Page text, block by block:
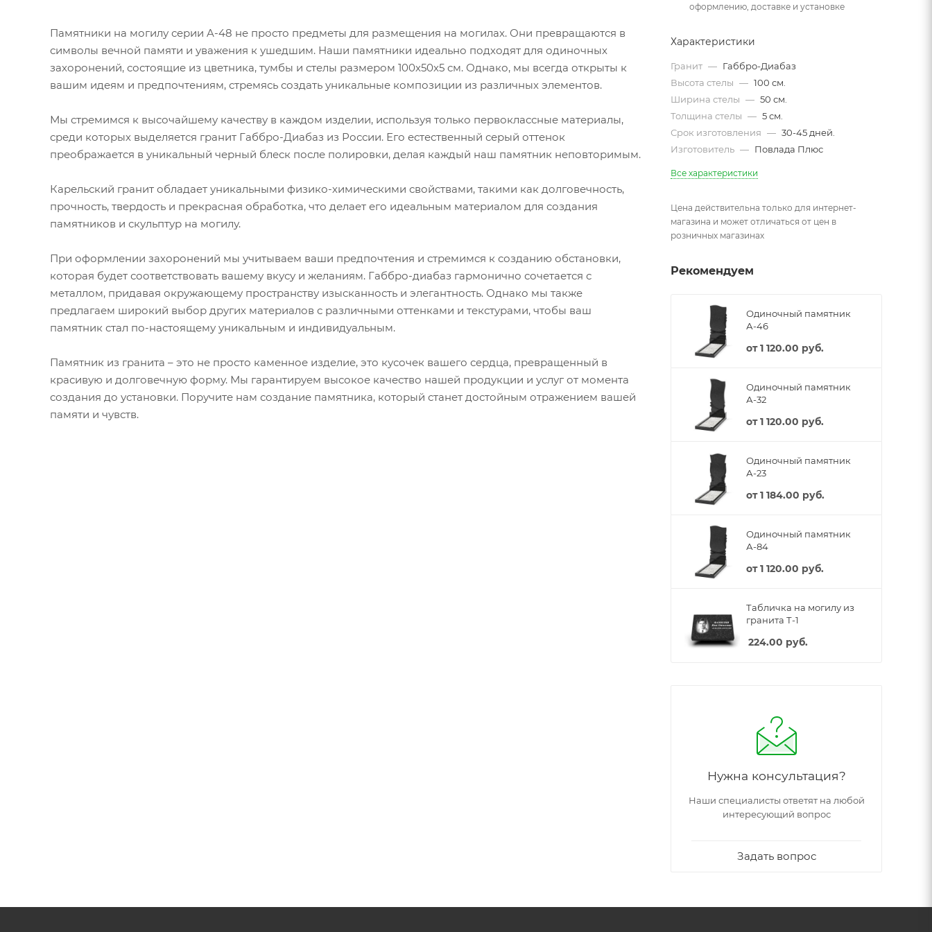
Памятники на могилу серии A-48 не просто предметы для размещения на могилах. Они превращаются в
символы вечной памяти и уважения к ушедшим. Наши памятники идеально подходят для одиночных
захоронений, состоящие из цветника, тумбы и стелы размером 100х50х5 см. Однако, мы всегда открыты к
вашим идеям и предпочтениям, стремясь создать уникальные композиции из различных элементов.
Мы стремимся к высочайшему качеству в каждом изделии, используя только первоклассные материалы,
среди которых выделяется гранит Габбро-Диабаз из России. Его естественный серый оттенок
преображается в уникальный черный блеск после полировки, делая каждый наш памятник неповторимым.
Карельский гранит обладает уникальными физико-химическими свойствами, такими как долговечность,
прочность, твердость и прекрасная обработка, что делает его идеальным материалом для создания
памятников и скульптур на могилу.
При оформлении захоронений мы учитываем ваши предпочтения и стремимся к созданию обстановки,
которая будет соответствовать вашему вкусу и желаниям. Габбро-диабаз гармонично сочетается с
металлом, придавая окружающему пространству изысканность и элегантность. Однако мы также
предлагаем широкий выбор других материалов с различными оттенками и текстурами, чтобы ваш
памятник стал по-настоящему уникальным и индивидуальным.
Памятник из гранита – это не просто каменное изделие, это кусочек вашего сердца, превращенный в
красивую и долговечную форму. Мы гарантируем высокое качество нашей продукции и услуг от момента
создания до установки. Поручите нам создание памятника, который станет достойным отражением вашей
памяти и чувств.
оформлению, доставке и установке
Характеристики
Гранит — Габбро-Диабаз
Высота стелы — 100 см.
Ширина стелы — 50 см.
Толщина стелы — 5 см.
Срок изготовления — 30-45 дней.
Изготовитель — Повлада Плюс
Все характеристики
Цена действительна только для интернет-
магазина и может отличаться от цен в
розничных магазинах
Рекомендуем
Одиночный памятник
А-46
от1 120.00 руб.
Одиночный памятник
А-32
от1 120.00 руб.
Одиночный памятник
А-23
от1 184.00 руб.
Одиночный памятник
А-84
от1 120.00 руб.
Табличка на могилу из
гранита Т-1
224.00 руб.
Нужна консультация?
Наши специалисты ответят на любой
интересующий вопрос
Задать вопрос